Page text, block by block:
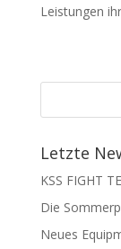
Leistungen
Letzte
KSS FIGHT
Die
Neues